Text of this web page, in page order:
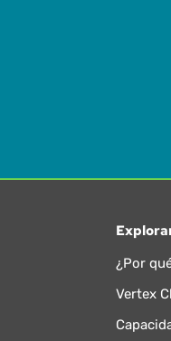
¿Por
Vertex